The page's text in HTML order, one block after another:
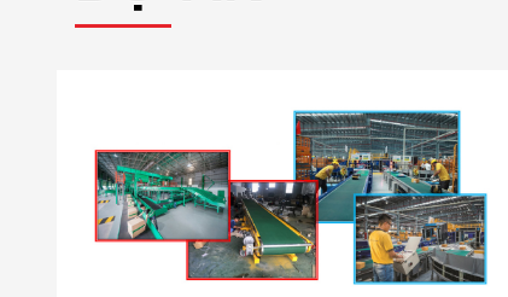
Cung cấp motor giảm tốc cho dây chuyền phân
loại GHTK, VNPOST